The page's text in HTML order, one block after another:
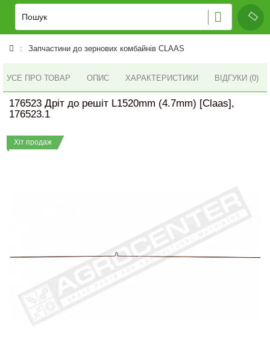
Запчастини до зернових комбайнів CLAAS
УСЕ ПРО ТОВАР ОПИС ХАРАКТЕРИСТИКИ ВІДГУКИ (0)
176523 Дріт до решіт L1520mm (4.7mm) [Claas],
176523.1
Хіт продаж